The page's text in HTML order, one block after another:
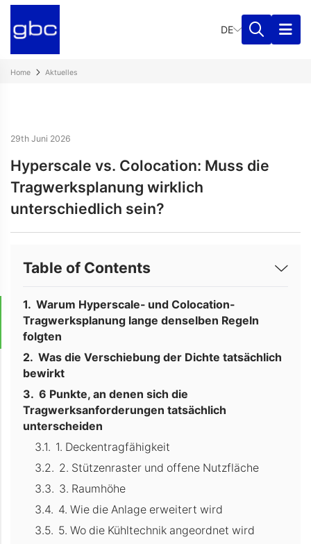
DE
Home Aktuelles
29th Juni 2026
Hyperscale vs. Colocation: Muss die
Tragwerksplanung wirklich
unterschiedlich sein?
Table of Contents
Warum Hyperscale- und Colocation-
Tragwerksplanung lange denselben Regeln
folgten
Was die Verschiebung der Dichte tatsächlich
bewirkt
6 Punkte, an denen sich die
Tragwerksanforderungen tatsächlich
unterscheiden
1. Deckentragfähigkeit
2. Stützenraster und offene Nutzfläche
3. Raumhöhe
4. Wie die Anlage erweitert wird
5. Wo die Kühltechnik angeordnet wird